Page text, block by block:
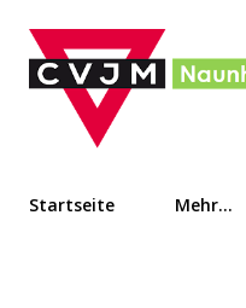
Startseite Mehr…